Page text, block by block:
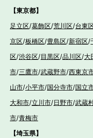
【東京都】
足立区/葛飾区/荒川区/台東
京区/板橋区/豊島区/新宿区/
区/渋谷区/目黒区/品川区/大
市/三鷹市/武蔵野市/西東京
山市/小平市/国分寺市/国立
大和市/立川市/日野市/武蔵
市/青梅市
【埼玉県】